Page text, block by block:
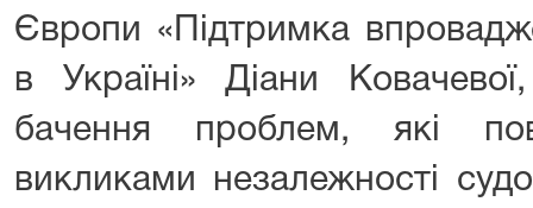
Європи «Підтримка
в Україні» Діани
бачення проблем, які
викликами незалежності